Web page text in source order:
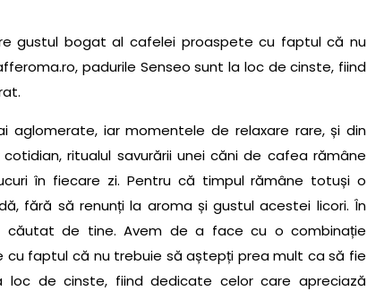
gustul bogat al cafelei proaspete cu faptul că nu
padurile Senseo sunt la loc de cinste, fiind
iar momentele de relaxare rare, și din
ritualul savurării unei căni de cafea rămâne
în fiecare zi. Pentru că timpul rămâne totuși o
fără să renunți la aroma și gustul acestei licori. În
căutat de tine. Avem de a face cu o combinație
faptul că nu trebuie să aștepți prea mult ca să fie
loc de cinste, fiind dedicate celor care apreciază